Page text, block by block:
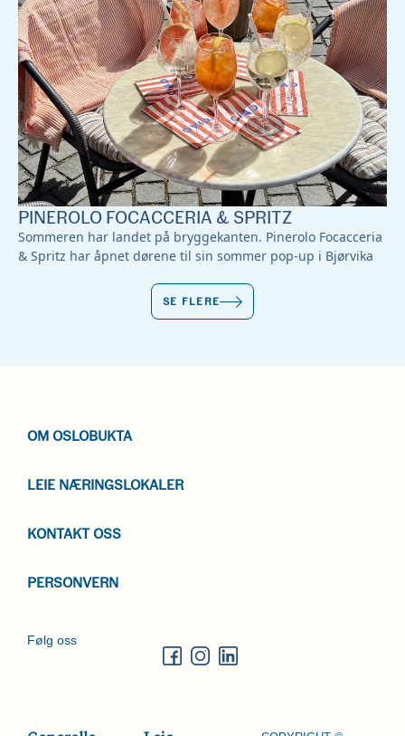
PINEROLO FOCACCERIA & SPRITZ
Sommeren har landet på bryggekanten. Pinerolo Focacceria
& Spritz har åpnet dørene til sin sommer pop-up i Bjørvika
SE FLERE
OM OSLOBUKTA
LEIE NÆRINGSLOKALER
KONTAKT OSS
PERSONVERN
Følg oss